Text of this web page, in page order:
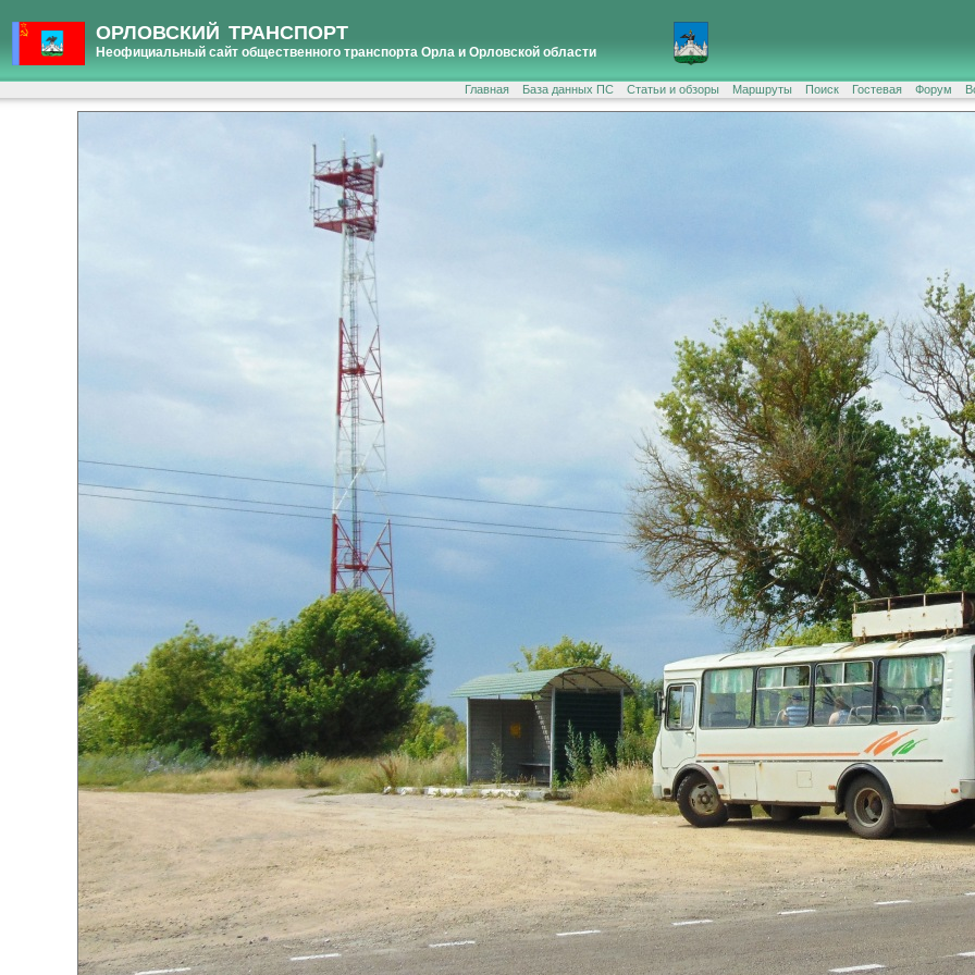
ОРЛОВСКИЙ ТРАНСПОРТ
Неофициальный сайт общественного транспорта Орла и Орловской области
Главная База данных ПС Статьи и обзоры Маршруты Поиск Гостевая Форум